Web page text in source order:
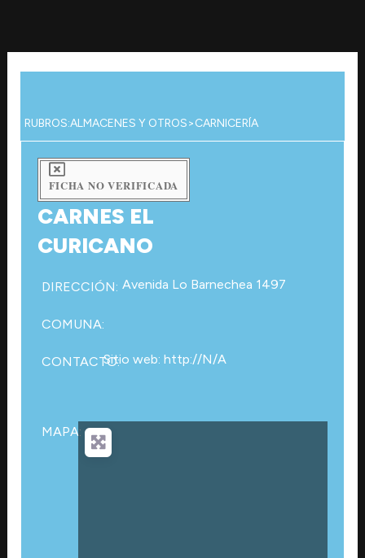
contenido
RUBROS:ALMACENES Y OTROS>CARNICERÍA
FICHA NO VERIFICADA
CARNES EL
CURICANO
DIRECCIÓN: Avenida Lo Barnechea 1497
COMUNA:
CONTACTO:Sitio web: http://N/A
MAPA: